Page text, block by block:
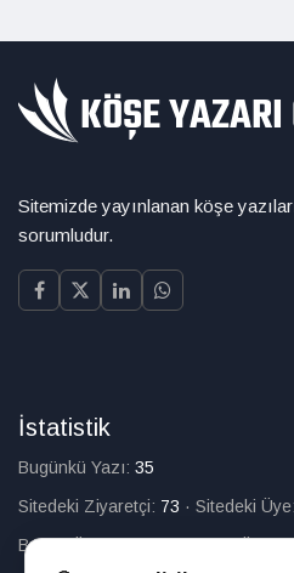
Sitemizde yayınlanan köşe
sorumludur.
İstatistik
Bugünkü Yazı: 35
Sitedeki Ziyaretçi: 73 · Sitedeki Üye:
Bugün Üye Olan:0·Toplam Üye: